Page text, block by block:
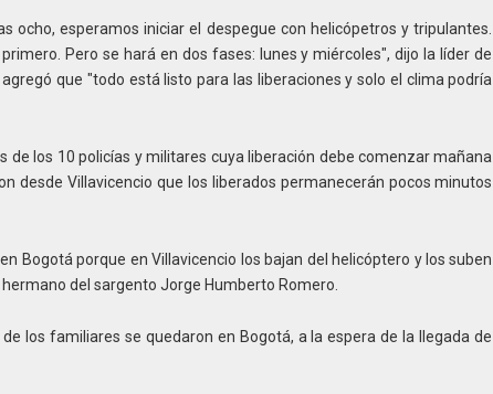
ocho, esperamos iniciar el despegue con helicópetros y tripulantes.
Pero se hará en dos fases: lunes y miércoles", dijo la líder de
que "todo está listo para las liberaciones y solo el clima podría
de los 10 policías y militares cuya liberación debe comenzar mañana
desde Villavicencio que los liberados permanecerán pocos minutos
Bogotá porque en Villavicencio los bajan del helicóptero y los suben
del sargento Jorge Humberto Romero.
los familiares se quedaron en Bogotá, a la espera de la llegada de